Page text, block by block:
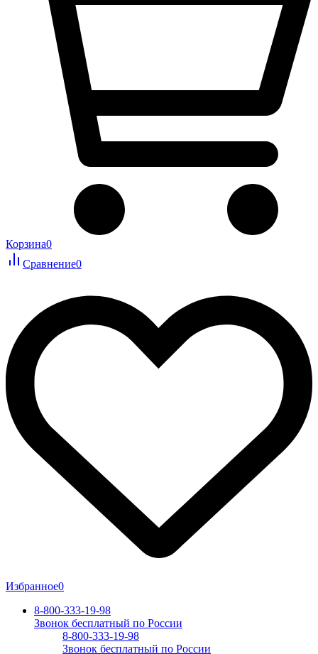
Корзина0
Сравнение0
Избранное0
8-800-333-19-98
Звонок бесплатный по России
8-800-333-19-98
Звонок бесплатный по России